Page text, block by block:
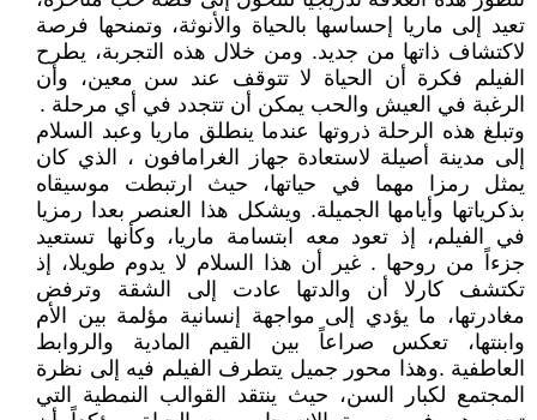
تعيد إلى ماريا إحساسها بالحياة والأنوثة، وتمنحها فرصة
لاكتشاف ذاتها من جديد. ومن خلال هذه التجربة، يطرح
الفيلم فكرة أن الحياة لا تتوقف عند سن معين، وأن
الرغبة في العيش والحب يمكن أن تتجدد في أي مرحلة .
وتبلغ هذه الرحلة ذروتها عندما ينطلق ماريا وعبد السلام
إلى مدينة أصيلة لاستعادة جهاز الغرامافون ، الذي كان
يمثل رمزا مهما في حياتها، حيث ارتبطت موسيقاه
بذكرياتها وأيامها الجميلة. ويشكل هذا العنصر بعدا رمزيا
في الفيلم، إذ تعود معه ابتسامة ماريا، وكأنها تستعيد
جزءاً من روحها . غير أن هذا السلام لا يدوم طويلا، إذ
تكتشف كارلا أن والدتها عادت إلى الشقة وترفض
مغادرتها، ما يؤدي إلى مواجهة إنسانية مؤلمة بين الأم
وابنتها، تعكس صراعاً بين القيم المادية والروابط
العاطفية .وهذا محور جميل يتطرف الفيلم فيه إلى نظرة
المجتمع لكبار السن، حيث ينتقد القوالب النمطية التي